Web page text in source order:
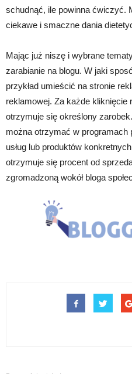
schudnąć, ile powinna ćwiczyć.
ciekawe i smaczne dania
Mając już niszę i wybrane
zarabianie na blogu. W jaki
przykład umieścić na stronie
reklamowej. Za każde
otrzymuje się określony
można otrzymać w programach
usług lub produktów
otrzymuje się procent od
zgromadzoną wokół bloga